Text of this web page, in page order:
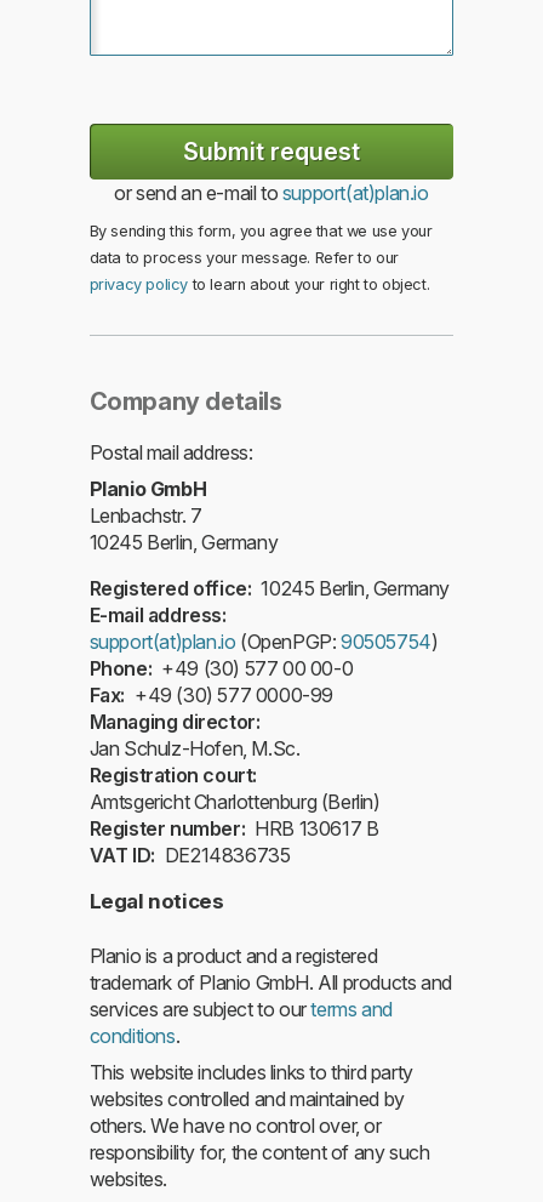
or send an e-mail to support(at)plan.io
By sending this form, you agree that we use your
data to process your message. Refer to our
privacy policy to learn about your right to object.
Company details
Postal mail address:
Planio GmbH
Lenbachstr. 7
10245 Berlin ,Germany
Registered office
10245 Berlin Germany
E-mail address
support(at)plan.io (OpenPGP:90505754)
Phone
+49 (30) 577 00 00-0
Fax
+49 (30) 577 0000-99
Managing director
Jan Schulz-Hofen, M.Sc.
Registration court
Amtsgericht Charlottenburg (Berlin)
Register number
HRB 130617 B
VAT ID
DE214836735
Legal notices
Planio is a product and a registered
trademark of Planio GmbH. All products and
services are subject to ourterms and
conditions.
This website includes links to third party
websites controlled and maintained by
others. We have no control over, or
responsibility for, the content of any such
websites.